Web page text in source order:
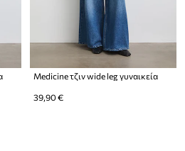
Medicine τζιν wide leg γυναικεία
39,90 €